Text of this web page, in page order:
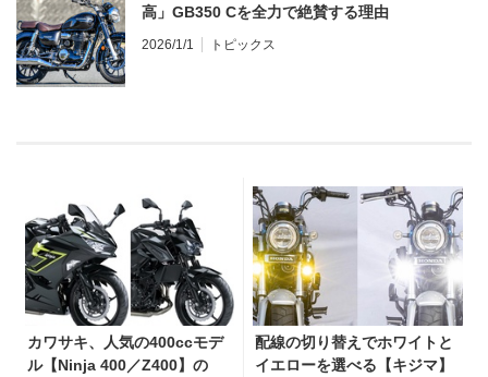
高」GB350 Cを全力で絶賛する理由
2026/1/1 トピックス
カワサキ、人気の400ccモデ
ル【Ninja 400／Z400】の
配線の切り替えでホワイトと
イエローを選べる【キジマ】